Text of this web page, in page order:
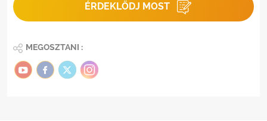
ÉRDEKLŐDJ MOST
MEGOSZTANI :